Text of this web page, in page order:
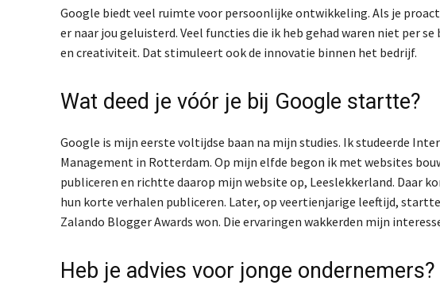
Google biedt veel ruimte voor persoonlijke ontwikkeling. Als je
er naar jou geluisterd. Veel functies die ik heb gehad waren niet per
en creativiteit. Dat stimuleert ook de innovatie binnen het bedrijf.
Wat deed je vóór je bij Google startte?
Google is mijn eerste voltijdse baan na mijn studies. Ik studeerde
Management in Rotterdam. Op mijn elfde begon ik met websites
publiceren en richtte daarop mijn website op, Leeslekkerland. Daar
hun korte verhalen publiceren. Later, op veertienjarige leeftijd,
Zalando Blogger Awards won. Die ervaringen wakkerden mijn
Heb je advies voor jonge ondernemers?